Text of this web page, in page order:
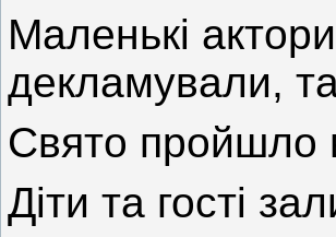
Маленькі
декламували,
Свято пройшло
Діти та гості